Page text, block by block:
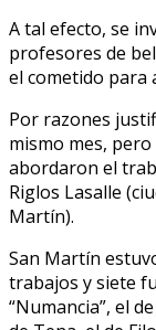
A tal efecto, se
profesores de
el cometido para
Por razones
mismo mes,
abordaron el
Riglos Lasalle
Martín).
San Martín
trabajos y siete
“Numancia”, el